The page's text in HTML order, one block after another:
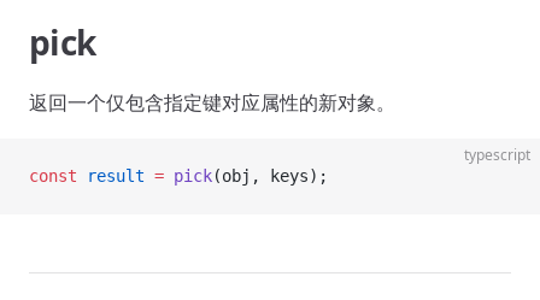
pick
返回一个仅包含指定键对应属性的新对象。
typescript
const result = pick(obj, keys);